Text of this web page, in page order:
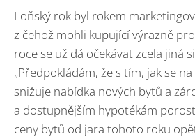
Loňský rok byl rokem
z čehož mohli kupující výrazně
roce se už dá očekávat zcela jiná
„Předpokládám, že s tím, jak se
snižuje nabídka nových bytů a
a dostupnějším hypotékám
ceny bytů od jara tohoto roku